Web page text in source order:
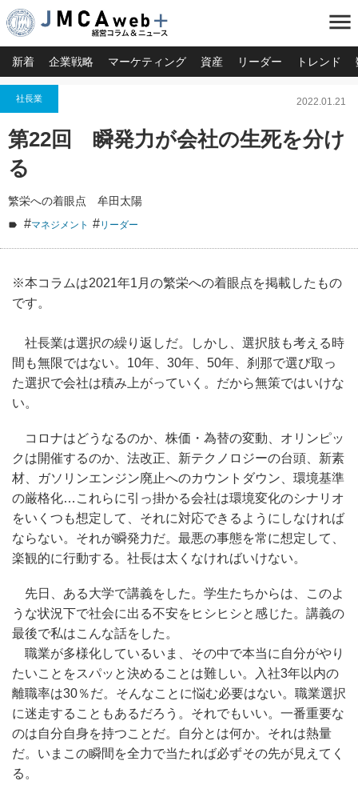
menu
新着 企業戦略 マーケティング 資産 リーダー トレンド
社長業 2022.01.21
第22回 瞬発力が会社の生死を分け
る
繁栄への着眼点 牟田太陽
#マネジメント #リーダー
※本コラムは2021年1月の繁栄への着眼点を掲載したもの
です。
社長業は選択の繰り返しだ。しかし、選択肢も考える時
間も無限ではない。10年、30年、50年、刹那で選び取っ
た選択で会社は積み上がっていく。だから無策ではいけな
い。
コロナはどうなるのか、株価・為替の変動、オリンピッ
クは開催するのか、法改正、新テクノロジーの台頭、新素
材、ガソリンエンジン廃止へのカウントダウン、環境基準
の厳格化…これらに引っ掛かる会社は環境変化のシナリオ
をいくつも想定して、それに対応できるようにしなければ
ならない。それが瞬発力だ。最悪の事態を常に想定して、
楽観的に行動する。社長は太くなければいけない。
先日、ある大学で講義をした。学生たちからは、このよ
うな状況下で社会に出る不安をヒシヒシと感じた。講義の
最後で私はこんな話をした。
職業が多様化しているいま、その中で本当に自分がやり
たいことをスパッと決めることは難しい。入社3年以内の
離職率は30％だ。そんなことに悩む必要はない。職業選択
に迷走することもあるだろう。それでもいい。一番重要な
のは自分自身を持つことだ。自分とは何か。それは熱量
だ。いまこの瞬間を全力で当たれば必ずその先が見えてく
る。